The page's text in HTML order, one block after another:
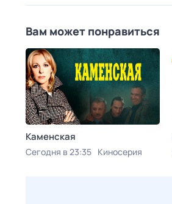
Вам может понравиться
Каменская
Сегодня в 23:35 Киносерия